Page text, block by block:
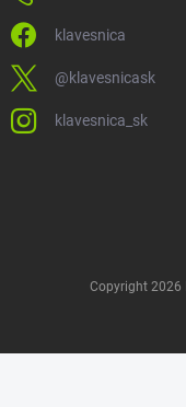
klavesnica
@klavesnicask
klavesnica_sk
Copyright 2026